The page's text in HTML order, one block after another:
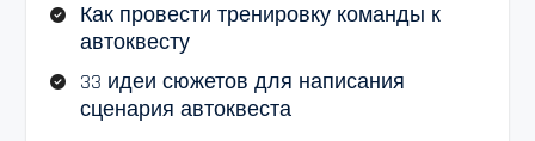
Как провести тренировку команды к
автоквесту
33 идеи сюжетов для написания
сценария автоквеста